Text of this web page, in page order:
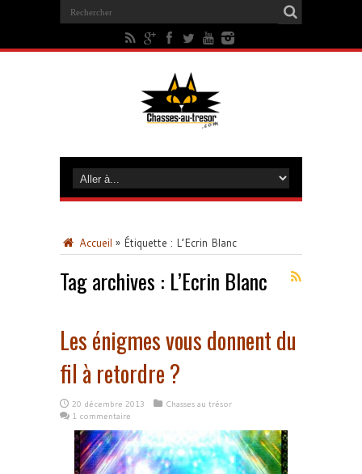
Accueil » Étiquette : L’Ecrin Blanc
Tag archives : L’Ecrin Blanc
Les énigmes vous donnent du
fil à retordre ?
20 décembre 2013
Chasses au trésor
1 commentaire